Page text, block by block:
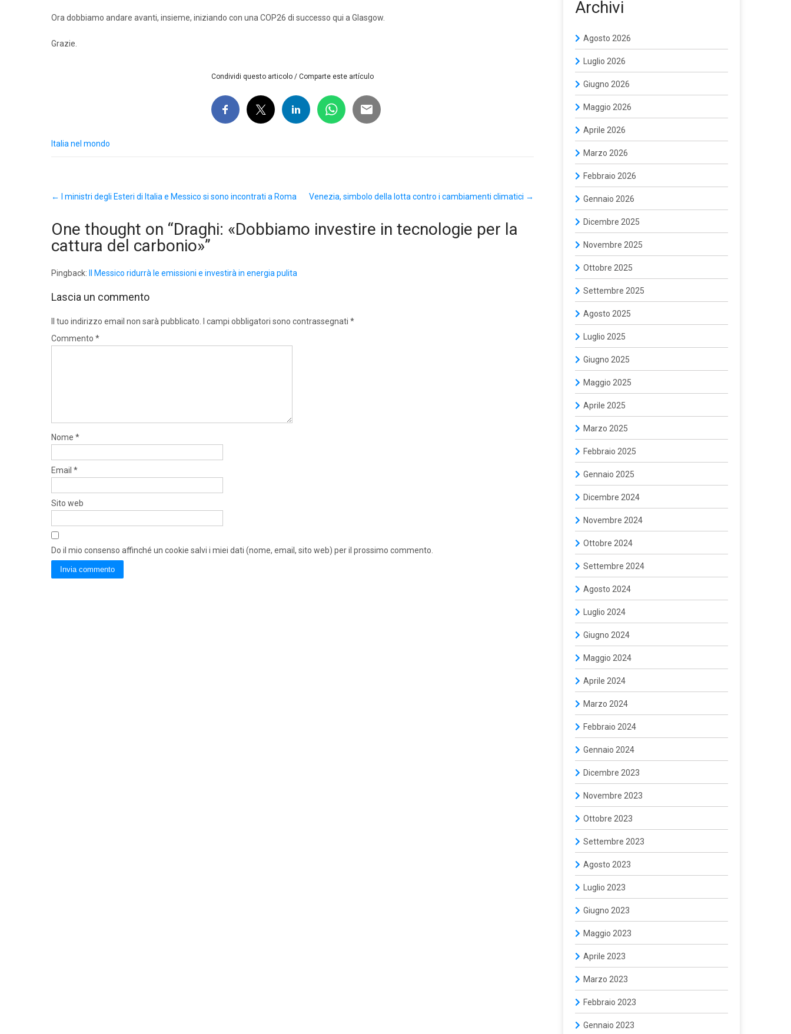
Ora dobbiamo andare avanti, insieme, iniziando con una COP26 di successo qui a Glasgow.
Grazie.
Condividi questo articolo / Comparte este artículo
Italia nel mondo
navigation
← I ministri degli Esteri di Italia e Messico si sono incontrati a Roma Venezia, simbolo della lotta contro i cambiamenti climatici →
One thought on “Draghi: «Dobbiamo investire in tecnologie per la
cattura del carbonio»”
Pingback: Il Messico ridurrà le emissioni e investirà in energia pulita
Lascia un commento
Il tuo indirizzo email non sarà pubblicato. I campi obbligatori sono contrassegnati *
Commento *
Nome *
Email *
Sito web
Do il mio consenso affinché un cookie salvi i miei dati (nome, email, sito web) per il prossimo commento.
Archivi
Agosto 2026
Luglio 2026
Giugno 2026
Maggio 2026
Aprile 2026
Marzo 2026
Febbraio 2026
Gennaio 2026
Dicembre 2025
Novembre 2025
Ottobre 2025
Settembre 2025
Agosto 2025
Luglio 2025
Giugno 2025
Maggio 2025
Aprile 2025
Marzo 2025
Febbraio 2025
Gennaio 2025
Dicembre 2024
Novembre 2024
Ottobre 2024
Settembre 2024
Agosto 2024
Luglio 2024
Giugno 2024
Maggio 2024
Aprile 2024
Marzo 2024
Febbraio 2024
Gennaio 2024
Dicembre 2023
Novembre 2023
Ottobre 2023
Settembre 2023
Agosto 2023
Luglio 2023
Giugno 2023
Maggio 2023
Aprile 2023
Marzo 2023
Febbraio 2023
Gennaio 2023